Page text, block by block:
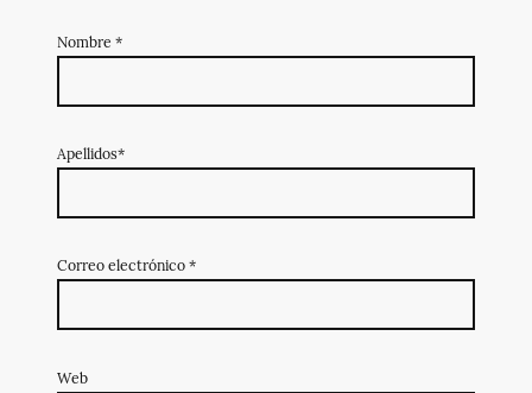
Nombre *
Apellidos*
Correo electrónico *
Web